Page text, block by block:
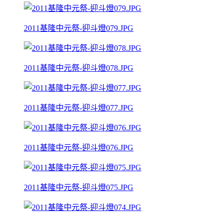
2011基隆中元祭-迎斗燈079.JPG
2011基隆中元祭-迎斗燈078.JPG
2011基隆中元祭-迎斗燈077.JPG
2011基隆中元祭-迎斗燈076.JPG
2011基隆中元祭-迎斗燈075.JPG